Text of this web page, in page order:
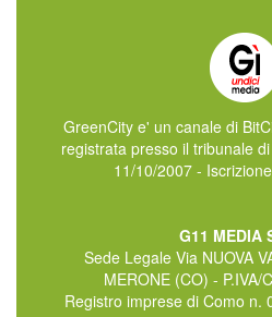
GreenCity e' un canale di
registrata presso il tribunale
11/10/2007 -
G11 MEDIA
Sede Legale Via NUOVA
MERONE (CO) - P.IVA/
Registro imprese di Como n.